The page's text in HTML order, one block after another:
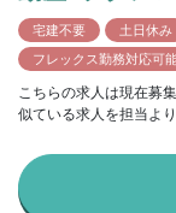
宅建不要 土日休み
フレックス勤務対応可
こちらの求人は現在募
似ている求人を担当よ